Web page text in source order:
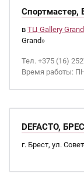
Спортмастер,
в ТЦ Gallery Grand
Grand»
Тел. +375 (16)
Время работы:
DEFACTO,
г. Брест, ул.